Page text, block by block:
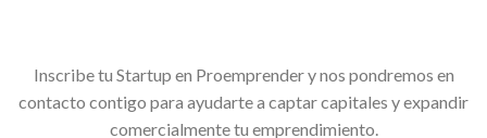
Inscribe tu Startup en Proemprender y nos pondremos en
contacto contigo para ayudarte a captar capitales y expandir
comercialmente tu emprendimiento.